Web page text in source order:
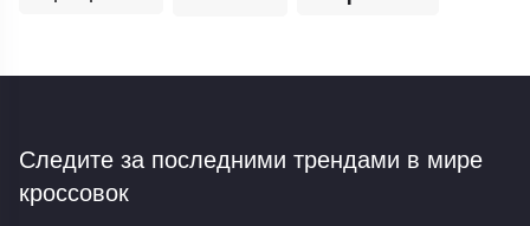
Следите за последними трендами в мире
кроссовок